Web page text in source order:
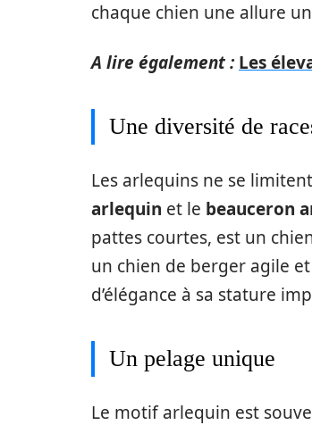
chaque chien une allure
A lire également : Les
Une diversité de
Les arlequins ne se
arlequin et le beauceron
pattes courtes, est un
un chien de berger agile
d’élégance à sa stature
Un pelage unique
Le motif arlequin est